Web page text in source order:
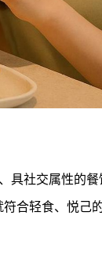
具社交属性的
合轻食、悦己